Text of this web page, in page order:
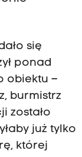
się
ponad
obiektu –
burmistrz
zostało
już tylko
której